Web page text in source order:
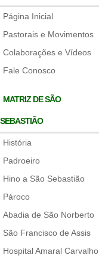
Página Inicial
Pastorais e Movimentos
Colaborações e Vídeos
Fale Conosco
MATRIZ DE SÃO
SEBASTIÃO
História
Padroeiro
Hino a São Sebastião
Pároco
Abadia de São Norberto
São Francisco de Assis
Hospital Amaral Carvalho